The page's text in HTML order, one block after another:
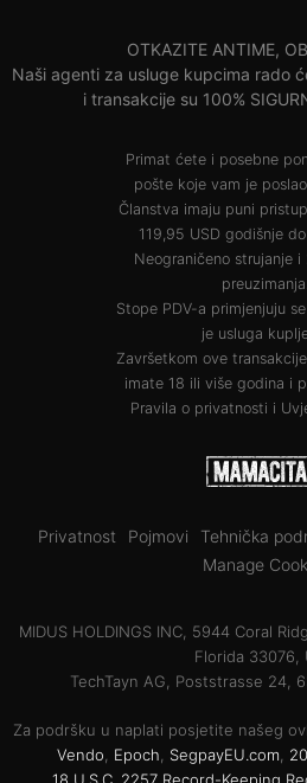
OTKAZITE ANTIME,
Naši agenti za usluge kupcima rado
i transakcije su 100%
Primat ćete i posebne
pošte koje vam je
Članstva imaju puni
119,95 USD godišnje
Neograničeno strujanje i
preuzimanja.
Stope PDV-a primjenjuju
je usluga
Završetkom ove
imate 18 ili više godina i
Pravila o privatnosti i
Privatnost Pojmovi Tehnička
Manage
MIDUS HOLDINGS INC, 5944 Coral
Florida 33076,
TechTayn AG, Poststrasse 24,
Za podršku u naplati posjetite našeg
Vendo
Epoch SegpayEU.com
18 U.S.C. 2257 Record-Keeping